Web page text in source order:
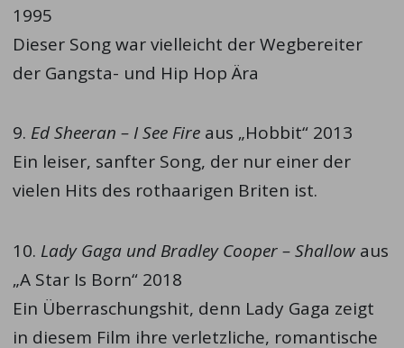
1995
Dieser Song war vielleicht der Wegbereiter
der Gangsta- und Hip Hop Ära
9. Ed Sheeran – I See Fire aus „Hobbit“ 2013
Ein leiser, sanfter Song, der nur einer der
vielen Hits des rothaarigen Briten ist.
10. Lady Gaga und Bradley Cooper – Shallow aus
„A Star Is Born“ 2018
Ein Überraschungshit, denn Lady Gaga zeigt
in diesem Film ihre verletzliche, romantische